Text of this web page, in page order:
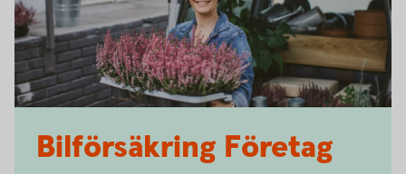
Bilförsäkring Företag